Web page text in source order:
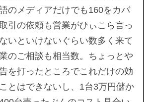
のメディアだけでも160をカバ
引の依頼も営業がひぃこら言っ
いといけないぐらい数多く来て
のご相談も相当数。ちょっとや
を打ったところでこれだけの効
とはできないし、1台3万円儲か